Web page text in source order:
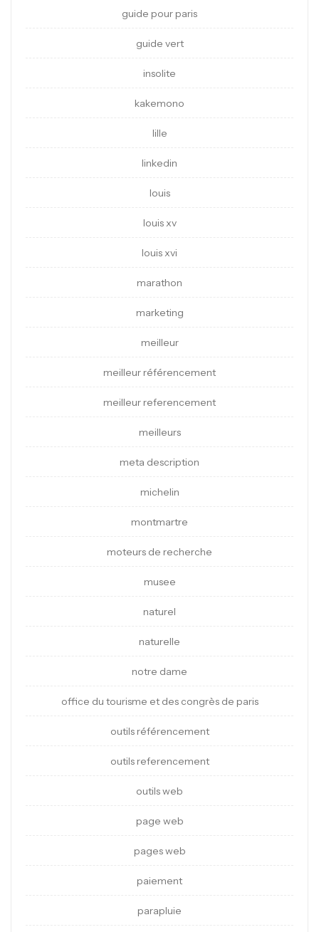
guide pour paris
guide vert
insolite
kakemono
lille
linkedin
louis
louis xv
louis xvi
marathon
marketing
meilleur
meilleur référencement
meilleur referencement
meilleurs
meta description
michelin
montmartre
moteurs de recherche
musee
naturel
naturelle
notre dame
office du tourisme et des congrès de paris
outils référencement
outils referencement
outils web
page web
pages web
paiement
parapluie